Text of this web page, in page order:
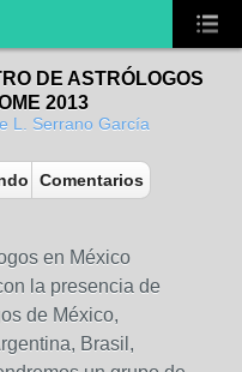
DE ASTRÓLOGOS
2013
L. Serrano García
Comentarios
en México
la presencia de
de México,
Brasil,